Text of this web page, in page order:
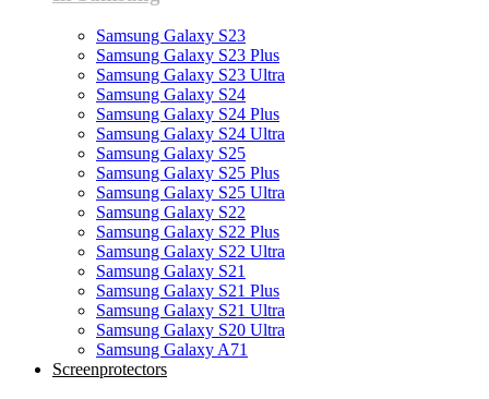
Samsung Galaxy S23
Samsung Galaxy S23 Plus
Samsung Galaxy S23 Ultra
Samsung Galaxy S24
Samsung Galaxy S24 Plus
Samsung Galaxy S24 Ultra
Samsung Galaxy S25
Samsung Galaxy S25 Plus
Samsung Galaxy S25 Ultra
Samsung Galaxy S22
Samsung Galaxy S22 Plus
Samsung Galaxy S22 Ultra
Samsung Galaxy S21
Samsung Galaxy S21 Plus
Samsung Galaxy S21 Ultra
Samsung Galaxy S20 Ultra
Samsung Galaxy A71
Screenprotectors